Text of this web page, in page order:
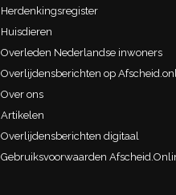
Herdenkingsregister
Huisdieren
Overleden Nederlandse inwoners
Overlijdensberichten op
Over ons
Artikelen
Overlijdensberichten digitaal
Gebruiksvoorwaarden